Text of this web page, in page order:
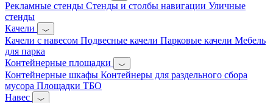
Рекламные стенды Стенды и столбы навигации Уличные
стенды
Качели
Качели с навесом Подвесные качели Парковые качели Мебель
для парка
Контейнерные площадки
Контейнерные шкафы Контейнеры для раздельного сбора
мусора Площадки ТБО
Навес